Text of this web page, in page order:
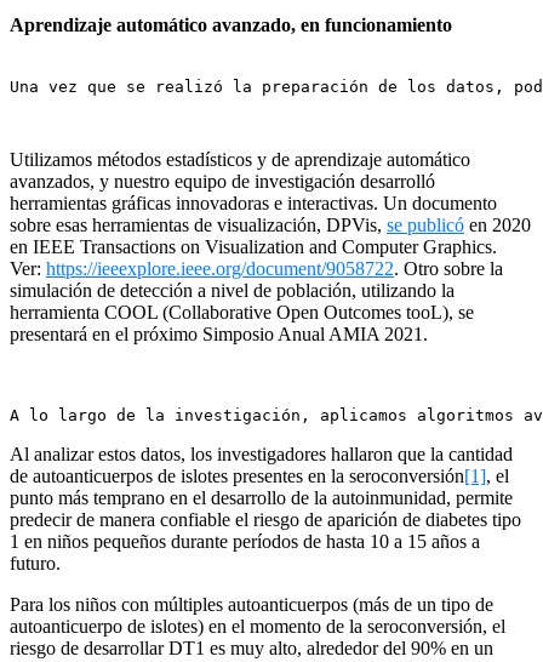
Aprendizaje automático avanzado, en funcionamiento
Una vez que se realizó la preparación de los datos,
Utilizamos métodos estadísticos y de aprendizaje automático
avanzados, y nuestro equipo de investigación desarrolló
herramientas gráficas innovadoras e interactivas. Un documento
sobre esas herramientas de visualización, DPVis, se publicó en 2020
en IEEE Transactions on Visualization and Computer Graphics.
Ver: https://ieeexplore.ieee.org/document/9058722. Otro sobre la
simulación de detección a nivel de población, utilizando la
herramienta COOL (Collaborative Open Outcomes tooL), se
presentará en el próximo Simposio Anual AMIA 2021.
A lo largo de la investigación, aplicamos algoritmos
Al analizar estos datos, los investigadores hallaron que la cantidad
de autoanticuerpos de islotes presentes en la seroconversión[1], el
punto más temprano en el desarrollo de la autoinmunidad, permite
predecir de manera confiable el riesgo de aparición de diabetes tipo
1 en niños pequeños durante períodos de hasta 10 a 15 años a
futuro.
Para los niños con múltiples autoanticuerpos (más de un tipo de
autoanticuerpo de islotes) en el momento de la seroconversión, el
riesgo de desarrollar DT1 es muy alto, alrededor del 90% en un